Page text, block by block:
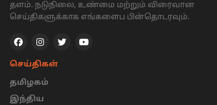
தளம். நடுநிலை, உண்மை மற்றும் விரைவான
செய்திகளுக்காக எங்களைப பின்தொடரவும்.
செய்திகள்
தமிழகம்
இந்திய